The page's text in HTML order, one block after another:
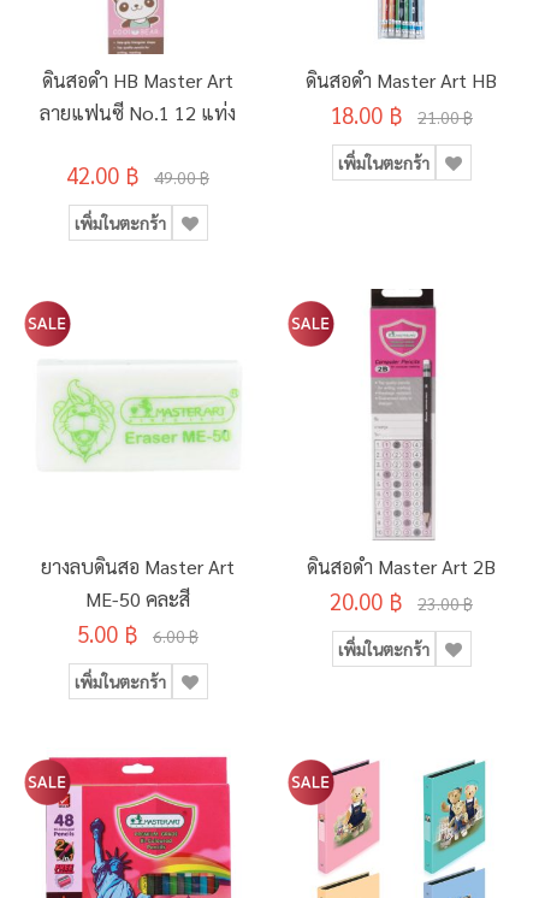
ดินสอดำ HB Master Art
ลายแฟนซี No.1 12 แท่ง
42.00 ฿ 49.00 ฿
เพิ่มในตะกร้า
ดินสอดำ Master Art HB
18.00 ฿ 21.00 ฿
เพิ่มในตะกร้า
ยางลบดินสอ Master Art
ME-50 คละสี
5.00 ฿ 6.00 ฿
เพิ่มในตะกร้า
ดินสอดำ Master Art 2B
20.00 ฿ 23.00 ฿
เพิ่มในตะกร้า